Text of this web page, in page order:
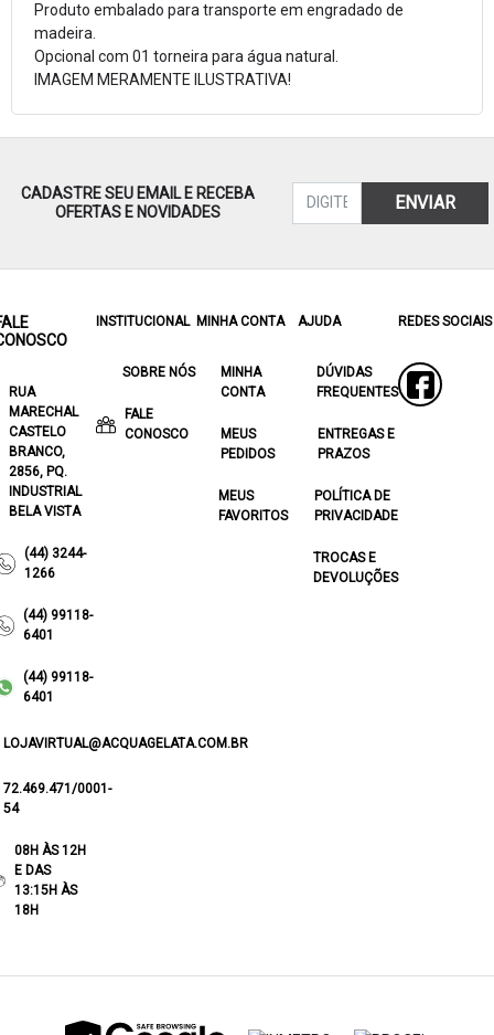
Produto embalado para transporte em engradado de
madeira.
Opcional com 01 torneira para água natural.
IMAGEM MERAMENTE ILUSTRATIVA!
CADASTRE SEU EMAIL E RECEBA
OFERTAS E NOVIDADES
ENVIAR
RUA
MARECHAL
CASTELO
BRANCO,
2856, PQ.
INDUSTRIAL
BELA VISTA
(44) 3244-
1266
(44) 99118-
6401
(44) 99118-
6401
LOJAVIRTUAL@ACQUAGELATA.COM.BR
72.469.471/0001-
54
08H ÀS 12H
E DAS
13:15H ÀS
18H
INSTITUCIONAL
SOBRE NÓS
FALE
CONOSCO
MINHA CONTA
MINHA
CONTA
MEUS
PEDIDOS
MEUS
FAVORITOS
AJUDA
DÚVIDAS
FREQUENTES
ENTREGAS E
PRAZOS
POLÍTICA DE
PRIVACIDADE
TROCAS E
DEVOLUÇÕES
REDES SOCIAIS